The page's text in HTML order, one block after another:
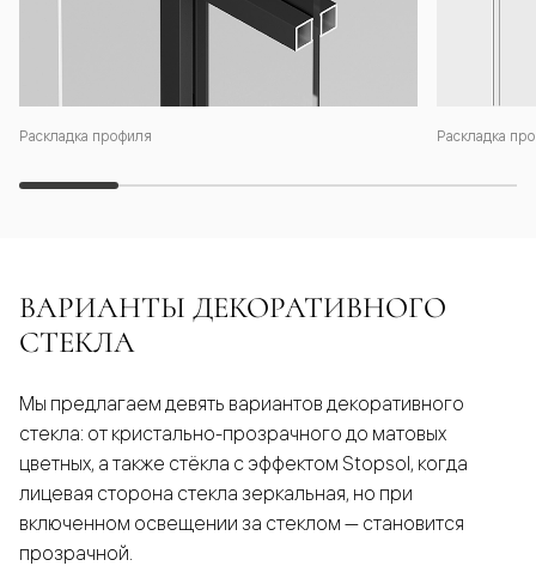
Раскладка профиля Раскладка
ВАРИАНТЫ ДЕКОРАТИВНОГО
СТЕКЛА
Мы предлагаем девять вариантов декоративного
стекла: от кристально-прозрачного до матовых
цветных, а также стёкла с эффектом Stopsol, когда
лицевая сторона стекла зеркальная, но при
включенном освещении за стеклом — становится
прозрачной.